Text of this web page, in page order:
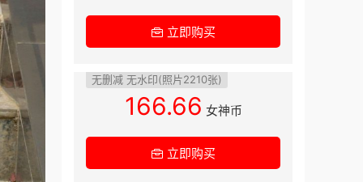
立即购买
无删减 无水印(照片2210张)
166.66 女神币
立即购买